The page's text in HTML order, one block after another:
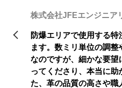
した
株式会社JFEエンジニ
防爆エリアで使用する
ます。数ミリ単位の調
なのですが、細かな要望
ってくださり、本当に助
た、革の品質の高さや職